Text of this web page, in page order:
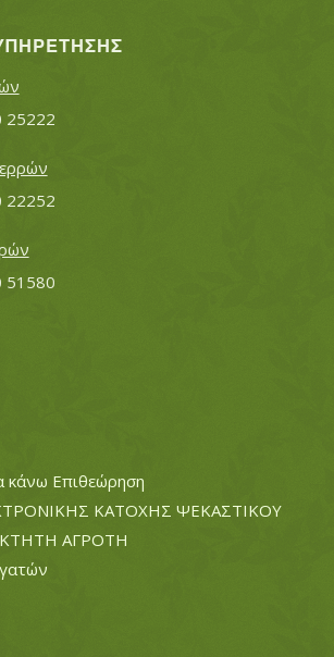
25222
22252
51580
κάνω Επιθεώρηση
ΚΑΤΟΧΗΣ ΨΕΚΑΣΤΙΚΟΥ
ΑΓΡΟΤΗ